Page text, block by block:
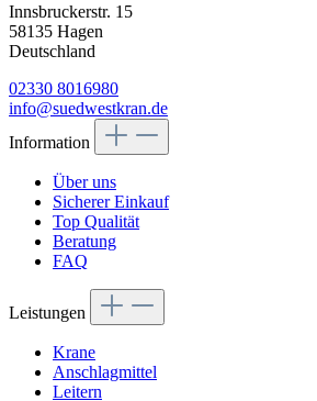
Innsbruckerstr. 15
58135 Hagen
Deutschland
02330 8016980
info@suedwestkran.de
Information
Über uns
Sicherer Einkauf
Top Qualität
Beratung
FAQ
Leistungen
Krane
Anschlagmittel
Leitern